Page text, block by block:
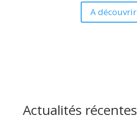
A découvrir
Actualités récentes